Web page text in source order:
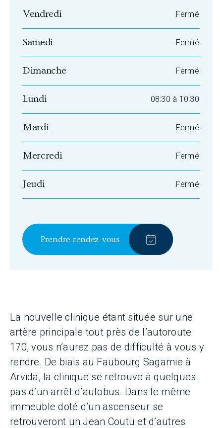
Vendredi Fermé
Samedi Fermé
Dimanche Fermé
Lundi 08:30 à 10:30
Mardi Fermé
Mercredi Fermé
Jeudi Fermé
Prendre rendez-vous
La nouvelle clinique étant située sur une
artère principale tout près de l’autoroute
170, vous n’aurez pas de difficulté à vous y
rendre. De biais au Faubourg Sagamie à
Arvida, la clinique se retrouve à quelques
pas d’un arrêt d’autobus. Dans le même
immeuble doté d’un ascenseur se
retrouveront un Jean Coutu et d’autres